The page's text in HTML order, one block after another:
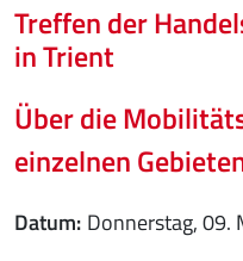
Treffen der
in Trient
Über die
einzelnen
Datum Donnerstag, 09.